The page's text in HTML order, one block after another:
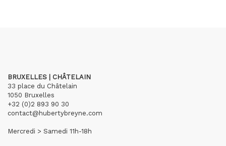
BRUXELLES | CHÂTELAIN
33 place du Châtelain
1050 Bruxelles
+32 (0)2 893 90 30
contact@hubertybreyne.com
Mercredi > Samedi 11h-18h